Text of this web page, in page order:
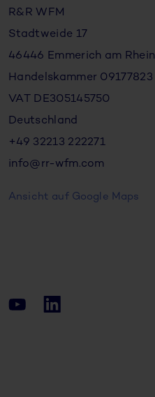
R&R WFM
Stadtweide 17
46446 Emmerich am Rhein
Handelskammer 09177823
VAT DE305145750
Deutschland
+49 32213 222271
info@rr-wfm.com
Ansicht auf Google Maps